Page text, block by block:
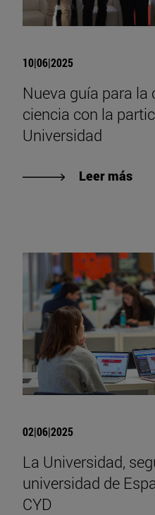
10|06|2025
Nueva guía para
ciencia con la
Universidad
Leer más
02|06|2025
La Universidad,
universidad de
CYD